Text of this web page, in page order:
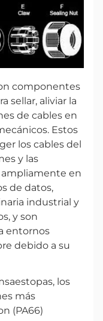
componentes
sellar, aliviar la
de cables en
Estos
los cables del
y las
ampliamente en
de datos,
industrial y
y son
entornos
debido a su
los
más
(PA66)